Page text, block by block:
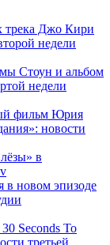
трека Джо Кири
недели
Стоун и альбом
недели
фильм Юрия
новости
в
в новом эпизоде
Seconds To
третьей